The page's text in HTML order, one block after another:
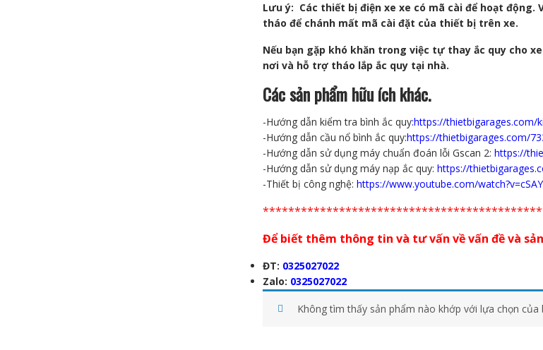
Lưu ý: Các thiết bị điện xe xe có mã cài để hoạt
tháo để chánh mất mã cài đặt của thiết bị trên xe.
Nếu bạn gặp khó khăn trong việc tự thay ắc quy cho
nơi và hỗ trợ tháo lắp ắc quy tại nhà.
Các sản phẩm hữu ích khác.
-Hướng dẫn kiểm tra bình ắc quy:https://thietbigarages.com/
-Hướng dẫn cầu nổ bình ắc quy:https://thietbigarages.com/
-Hướng dẫn sử dụng máy chuẩn đoán lỗi Gscan 2: https://
-Hướng dẫn sử dụng máy nạp ắc quy: https://
-Thiết bị công nghệ: https://www.youtube.com/
Để biết thêm thông tin và tư vấn về vấn đề và
ĐT: 0325027022
Zalo: 0325027022
Không tìm thấy sản phẩm nào khớp với lựa chọn của